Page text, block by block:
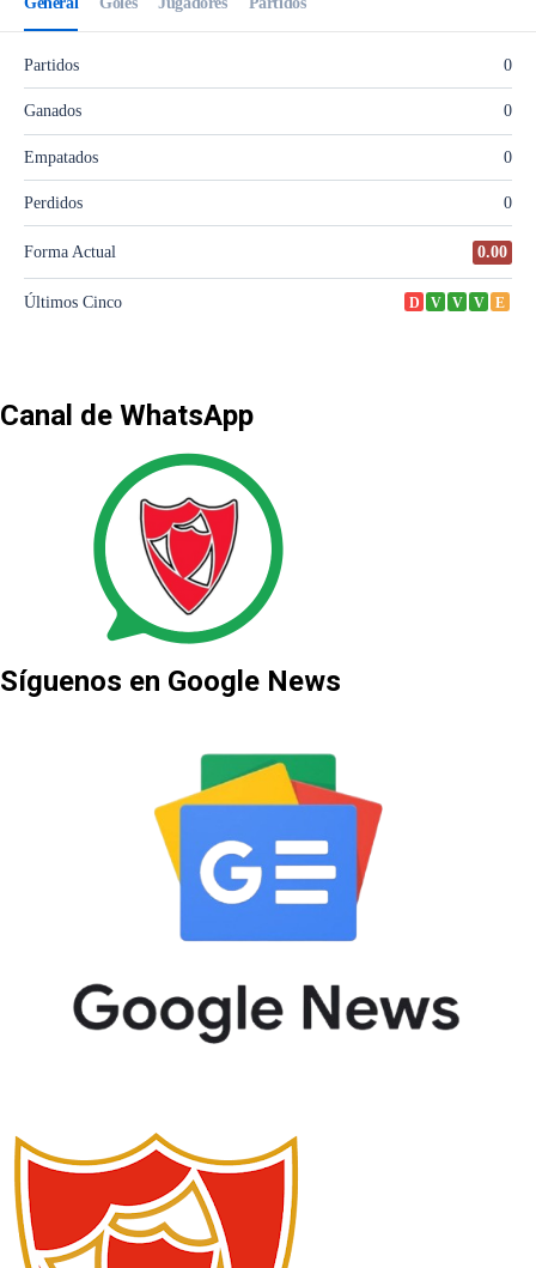
Canal de WhatsApp
Síguenos en Google News